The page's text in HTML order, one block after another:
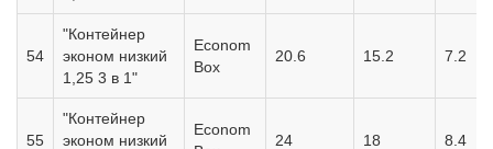
54
"Контейнер
эконом низкий
1,25 3 в 1"
Econom
Box
20.6 15.2 7.2
55
"Контейнер
эконом низкий
Econom
24 18 8.4